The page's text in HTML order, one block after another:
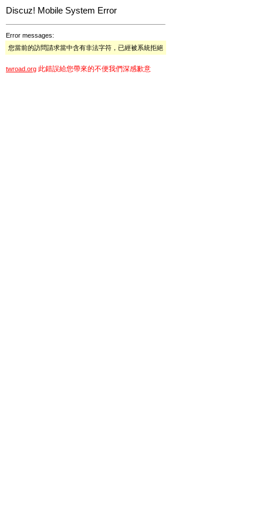
Discuz! Mobile System Error
Error messages:
您當前的訪問請求當中含有非法字符，已經被系統拒絕
twroad.org 此錯誤給您帶來的不便我們深感歉意